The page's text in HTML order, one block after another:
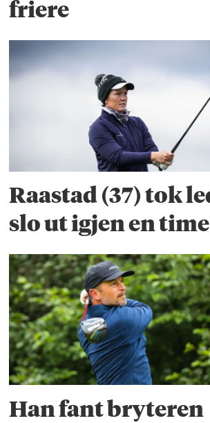
friere
Raastad (37) tok
slo ut igjen en
Han fant bryteren